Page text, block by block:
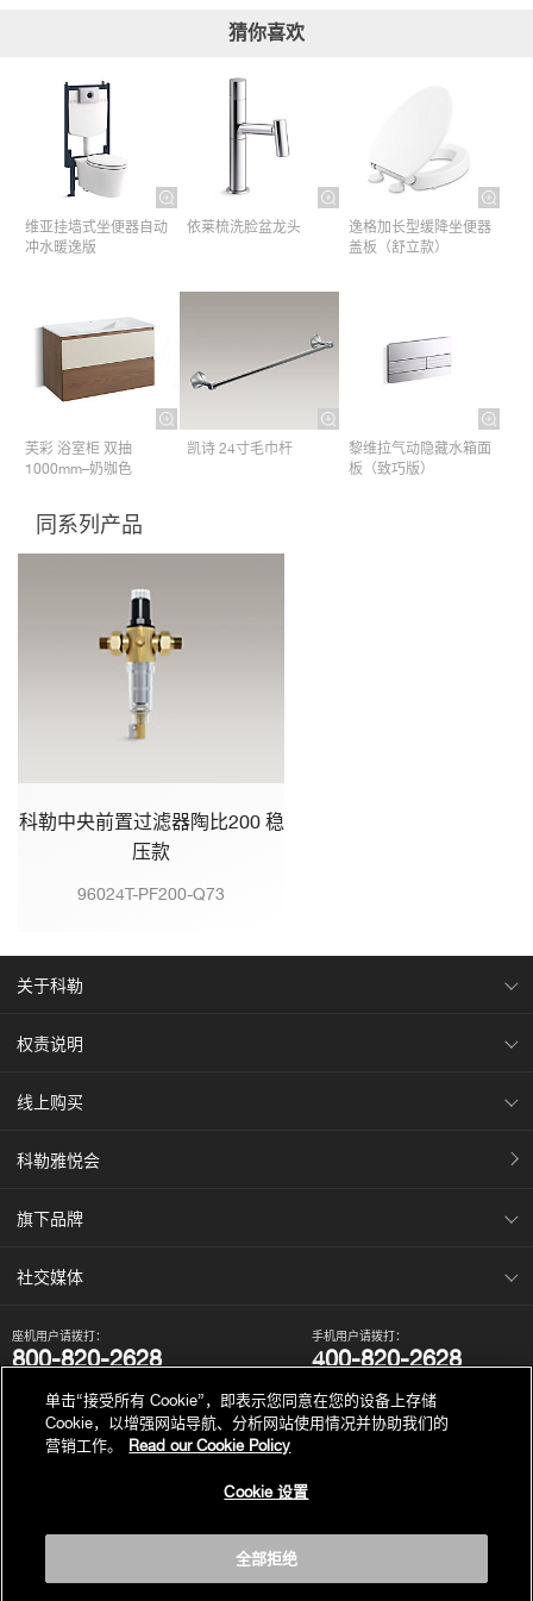
猜你喜欢
维亚挂墙式坐便器自动
冲水暖逸版
依莱梳洗脸盆龙头
逸格加长型缓降坐便器
盖板（舒立款）
芙彩 浴室柜 双抽
1000mm–奶咖色
凯诗 24寸毛巾杆​
黎维拉气动隐藏水箱面
板（致巧版）
同系列产品
科勒中央前置过滤器陶比200 稳
压款
96024T-PF200-Q73
关于科勒
权责说明
线上购买
科勒雅悦会
旗下品牌
社交媒体
座机用户请拨打：
800-820-2628
手机用户请拨打：
400-820-2628
我们的电话服务时间为：
周一至周日，上午8点至晚上10点（法定节假日除外）。
版权为科勒（中国）投资有限公司所有© 2019
单击“接受所有 Cookie”，即表示您同意在您的设备上存储
Cookie，以增强网站导航、分析网站使用情况并协助我们的
营销工作。
Read our Cookie Policy
Cookie 设置
全部拒绝